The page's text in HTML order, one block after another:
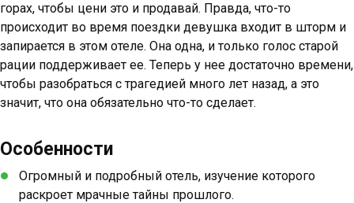
горах, чтобы цени это и продавай. Правда, что-то
происходит во время поездки девушка входит в шторм и
запирается в этом отеле. Она одна, и только голос старой
рации поддерживает ее. Теперь у нее достаточно времени,
чтобы разобраться с трагедией много лет назад, а это
значит, что она обязательно что-то сделает.
Особенности
Огромный и подробный отель, изучение которого
раскроет мрачные тайны прошлого.